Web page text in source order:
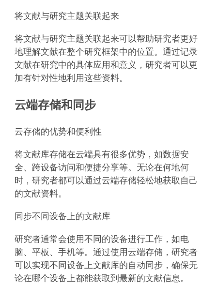
将文献与研究主题关联起来
将文献与研究主题关联起来可以帮助研究者更好
地理解文献在整个研究框架中的位置。通过记录
文献在研究中的具体应用和意义，研究者可以更
加有针对性地利用这些资料。
云端存储和同步
云存储的优势和便利性
将文献库存储在云端具有很多优势，如数据安
全、跨设备访问和便捷分享等。无论在何地何
时，研究者都可以通过云端存储轻松地获取自己
的文献资料。
同步不同设备上的文献库
研究者通常会使用不同的设备进行工作，如电
脑、平板、手机等。通过使用云端存储，研究者
可以实现不同设备上文献库的自动同步，确保无
论在哪个设备上都能获取到最新的文献信息。